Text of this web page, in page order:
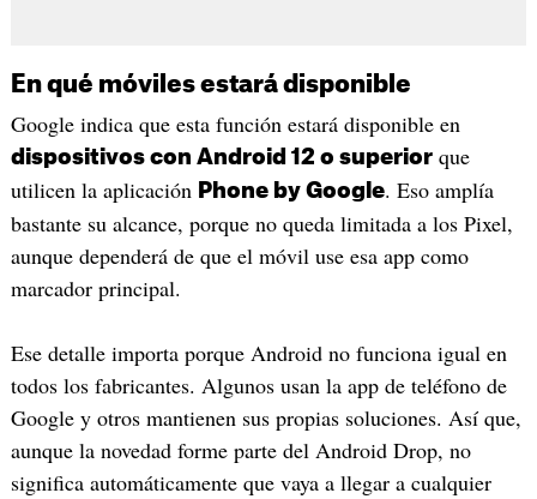
En qué móviles estará disponible
Google indica que esta función estará disponible en
dispositivos con Android 12 o superiorque
utilicen la aplicación Phone by Google. Eso amplía
bastante su alcance, porque no queda limitada a los Pixel,
aunque dependerá de que el móvil use esa app como
marcador principal.
Ese detalle importa porque Android no funciona igual en
todos los fabricantes. Algunos usan la app de teléfono de
Google y otros mantienen sus propias soluciones. Así que,
aunque la novedad forme parte del Android Drop, no
significa automáticamente que vaya a llegar a cualquier